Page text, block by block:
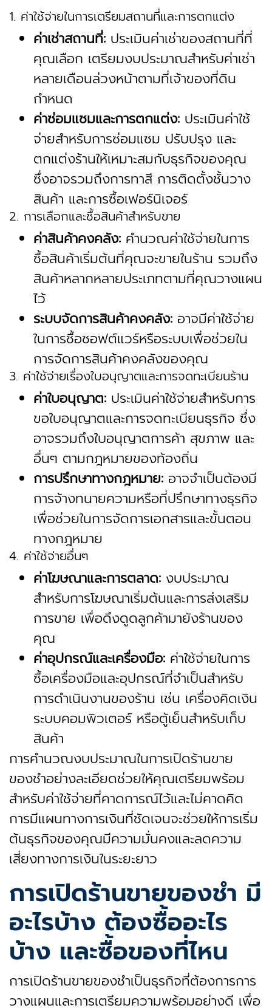
1. ค่าใช้จ่ายในการเตรียมสถานที่และการตกแต่ง
ค่าเช่าสถานที่: ประเมินค่าเช่าของสถานที่ที่
คุณเลือก เตรียมงบประมาณสำหรับค่าเช่า
หลายเดือนล่วงหน้าตามที่เจ้าของที่ดิน
กำหนด
ค่าซ่อมแซมและการตกแต่ง: ประเมินค่าใช้
จ่ายสำหรับการซ่อมแซม ปรับปรุง และ
ตกแต่งร้านให้เหมาะสมกับธุรกิจของคุณ
ซึ่งอาจรวมถึงการทาสี การติดตั้งชั้นวาง
สินค้า และการซื้อเฟอร์นิเจอร์
2. การเลือกและซื้อสินค้าสำหรับขาย
ค่าสินค้าคงคลัง: คำนวณค่าใช้จ่ายในการ
ซื้อสินค้าเริ่มต้นที่คุณจะขายในร้าน รวมถึง
สินค้าหลากหลายประเภทตามที่คุณวางแผน
ไว้
ระบบจัดการสินค้าคงคลัง: อาจมีค่าใช้จ่าย
ในการซื้อซอฟต์แวร์หรือระบบเพื่อช่วยใน
การจัดการสินค้าคงคลังของคุณ
3. ค่าใช้จ่ายเรื่องใบอนุญาตและการจดทะเบียนร้าน
ค่าใบอนุญาต: ประเมินค่าใช้จ่ายสำหรับการ
ขอใบอนุญาตและการจดทะเบียนธุรกิจ ซึ่ง
อาจรวมถึงใบอนุญาตการค้า สุขภาพ และ
อื่นๆ ตามกฎหมายของท้องถิ่น
การปรึกษาทางกฎหมาย: อาจจำเป็นต้องมี
การจ้างทนายความหรือที่ปรึกษาทางธุรกิจ
เพื่อช่วยในการจัดการเอกสารและขั้นตอน
ทางกฎหมาย
4. ค่าใช้จ่ายอื่นๆ
ค่าโฆษณาและการตลาด: งบประมาณ
สำหรับการโฆษณาเริ่มต้นและการส่งเสริม
การขาย เพื่อดึงดูดลูกค้ามายังร้านของ
คุณ
ค่าอุปกรณ์และเครื่องมือ: ค่าใช้จ่ายในการ
ซื้อเครื่องมือและอุปกรณ์ที่จำเป็นสำหรับ
การดำเนินงานของร้าน เช่น เครื่องคิดเงิน
ระบบคอมพิวเตอร์ หรือตู้เย็นสำหรับเก็บ
สินค้า
การคำนวณงบประมาณในการเปิดร้านขาย
ของชำอย่างละเอียดช่วยให้คุณเตรียมพร้อม
สำหรับค่าใช้จ่ายที่คาดการณ์ไว้และไม่คาดคิด
การมีแผนทางการเงินที่ชัดเจนจะช่วยให้การเริ่ม
ต้นธุรกิจของคุณมีความมั่นคงและลดความ
เสี่ยงทางการเงินในระยะยาว
การเปิดร้านขายของชํา มี
อะไรบ้าง ต้องซื้ออะไร
บ้าง และซื้อของที่ไหน
การเปิดร้านขายของชำเป็นธุรกิจที่ต้องการการ
วางแผนและการเตรียมความพร้อมอย่างดี เพื่อ